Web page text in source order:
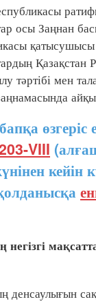
осы Заңнан
Қазақстан
тәртібі мен
өзгеріс
VIII
кейін